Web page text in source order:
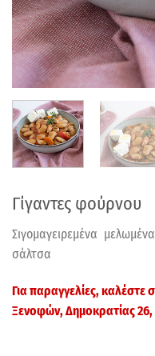
Γίγαντες φούρνου
Σιγομαγειρεμένα
σάλτσα
Για παραγγελίες,
Ξενοφών, Δημοκρατίας